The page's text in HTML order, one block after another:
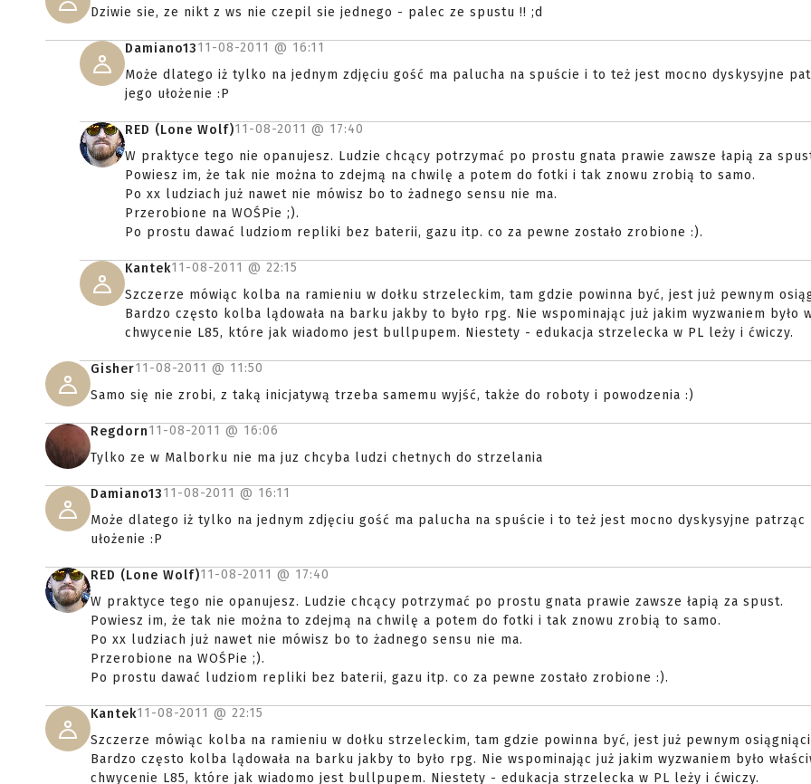
Dziwie sie, ze nikt z ws nie czepil sie jednego - palec ze spustu !! ;d
Damiano1311-08-2011 @ 16:11
Może dlatego iż tylko na jednym zdjęciu gość ma palucha na spuście i to też jest mocno dyskysyjne
jego ułożenie :P
RED (Lone Wolf)11-08-2011 @ 17:40
W praktyce tego nie opanujesz. Ludzie chcący potrzymać po prostu gnata prawie zawsze łapią za
Powiesz im, że tak nie można to zdejmą na chwilę a potem do fotki i tak znowu zrobią to samo.
Po xx ludziach już nawet nie mówisz bo to żadnego sensu nie ma.
Przerobione na WOŚPie ;).
Po prostu dawać ludziom repliki bez baterii, gazu itp. co za pewne zostało zrobione :).
Kantek11-08-2011 @ 22:15
Szczerze mówiąc kolba na ramieniu w dołku strzeleckim, tam gdzie powinna być, jest już pewnym
Bardzo często kolba lądowała na barku jakby to było rpg. Nie wspominając już jakim wyzwaniem było
chwycenie L85, które jak wiadomo jest bullpupem. Niestety - edukacja strzelecka w PL leży i ćwiczy.
Gisher11-08-2011 @ 11:50
Samo się nie zrobi, z taką inicjatywą trzeba samemu wyjść, także do roboty i powodzenia :)
Regdorn11-08-2011 @ 16:06
Tylko ze w Malborku nie ma juz chcyba ludzi chetnych do strzelania
Damiano1311-08-2011 @ 16:11
Może dlatego iż tylko na jednym zdjęciu gość ma palucha na spuście i to też jest mocno dyskysyjne patrząc
ułożenie :P
RED (Lone Wolf)11-08-2011 @ 17:40
W praktyce tego nie opanujesz. Ludzie chcący potrzymać po prostu gnata prawie zawsze łapią za spust.
Powiesz im, że tak nie można to zdejmą na chwilę a potem do fotki i tak znowu zrobią to samo.
Po xx ludziach już nawet nie mówisz bo to żadnego sensu nie ma.
Przerobione na WOŚPie ;).
Po prostu dawać ludziom repliki bez baterii, gazu itp. co za pewne zostało zrobione :).
Kantek11-08-2011 @ 22:15
Szczerze mówiąc kolba na ramieniu w dołku strzeleckim, tam gdzie powinna być, jest już pewnym
Bardzo często kolba lądowała na barku jakby to było rpg. Nie wspominając już jakim wyzwaniem było
chwycenie L85, które jak wiadomo jest bullpupem. Niestety - edukacja strzelecka w PL leży i ćwiczy.